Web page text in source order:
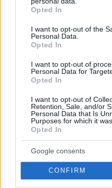
grant or deny consent to
use your data for below
consent section.
Opted In
I want to opt-out of the
Personal Data.
Opted In
I want to opt-out of
Personal Data for
Opted In
I want to opt-out of
Retention, Sale, and/or
Personal Data that Is
Purposes for which it
Opted In
Google consents
CONFIRM
Τα ζώδια με τις
εβδομάδας
10.08.2026, 12:30
Η Σαρδηνία πέρα από τη